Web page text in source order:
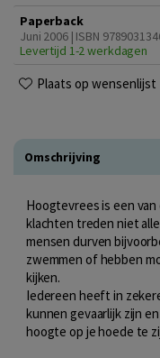
Paperback
Juni 2006 | ISBN
Levertijd 1-2 werkdagen
Plaats op wensenlijst
Omschrijving
Hoogtevrees is een
klachten treden niet
mensen durven
zwemmen of hebben
kijken.
Iedereen heeft in
kunnen gevaarlijk zijn
hoogte op je hoede te